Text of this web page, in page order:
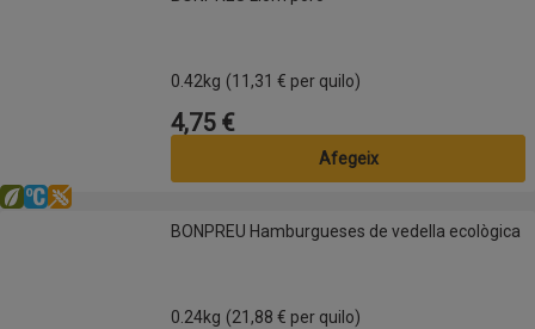
0.42kg (11,31 € per quilo)
Preu
4,75 €
Afegeix
BONPREU Hamburgueses de vedella ecològica
Eco
Refrigerat
Sense gluten
BONPREU Hamburgueses de vedella ecològica
0.24kg (21,88 € per quilo)